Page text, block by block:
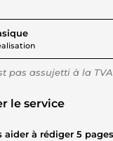
pour 23,11 $US
pas assujetti à la
le service
aider à rédiger 5 pages